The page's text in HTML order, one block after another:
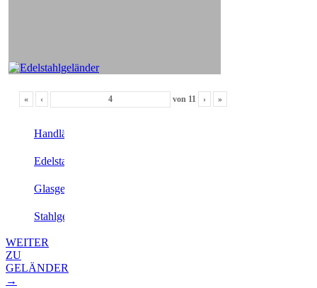
« ‹ von 11 › »
Handläufe
Edelstahlgeländer
Glasgeländer
Stahlgeländer
WEITER
ZU
GELÄNDER
→